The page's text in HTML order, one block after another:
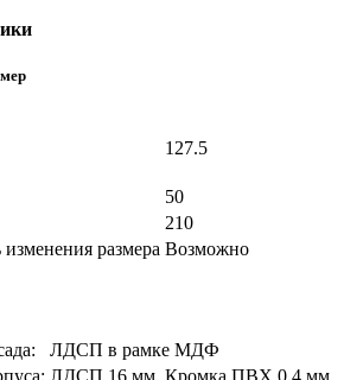
127.5
50
210
размера Возможно
ЛДСП в рамке МДФ
ЛДСП 16 мм, Кромка ПВХ 0,4 мм